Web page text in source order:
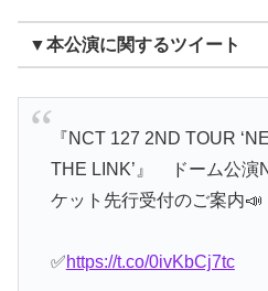
▼本公演に関するツイート
『NCT 127 2ND TOUR
THE LINK’』 ドーム公演
ケット先行受付のご案内📣
✅https://t.co/0ivKbCj7tc